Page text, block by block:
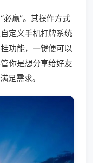
必赢”。其操作方式
定义手机打牌系统
功能，一键便可以
你是想分享给好友
足需求。